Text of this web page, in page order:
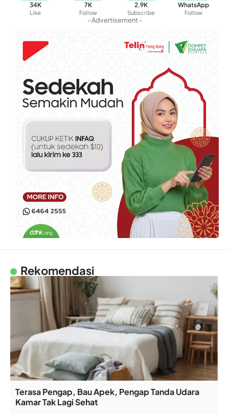
34K
Like
7K
Follow
2.9K
Subscribe
WhatsApp
Follow
- Advertisement -
Rekomendasi
Terasa Pengap, Bau Apek, Pengap Tanda Udara
Kamar Tak Lagi Sehat